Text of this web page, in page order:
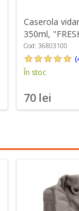
Caserola
350ml,
Zwilling
Cod: 36803100
În stoc
70 lei